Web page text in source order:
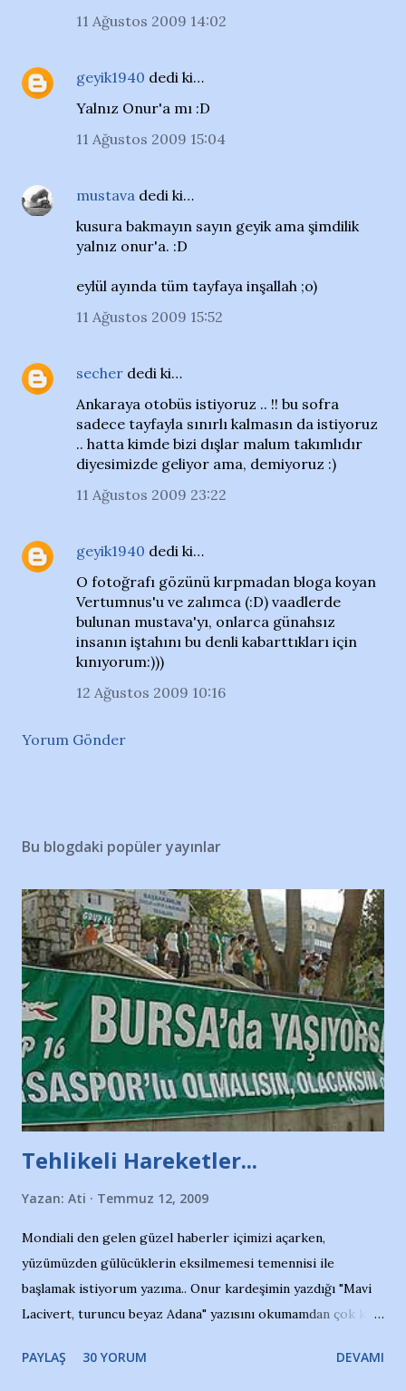
11 Ağustos 2009 14:02
geyik1940 dedi ki…
Yalnız Onur'a mı :D
11 Ağustos 2009 15:04
mustava dedi ki…
kusura bakmayın sayın geyik ama şimdilik
yalnız onur'a. :D
eylül ayında tüm tayfaya inşallah ;o)
11 Ağustos 2009 15:52
secher dedi ki…
Ankaraya otobüs istiyoruz .. !! bu sofra
sadece tayfayla sınırlı kalmasın da istiyoruz
.. hatta kimde bizi dışlar malum takımlıdır
diyesimizde geliyor ama, demiyoruz :)
11 Ağustos 2009 23:22
geyik1940 dedi ki…
O fotoğrafı gözünü kırpmadan bloga koyan
Vertumnus'u ve zalımca (:D) vaadlerde
bulunan mustava'yı, onlarca günahsız
insanın iştahını bu denli kabarttıkları için
kınıyorum:)))
12 Ağustos 2009 10:16
Yorum Gönder
Bu blogdaki popüler yayınlar
Tehlikeli Hareketler...
Yazan: Ati Temmuz 12, 2009
Mondiali den gelen güzel haberler içimizi açarken,
yüzümüzden gülücüklerin eksilmemesi temennisi ile
başlamak istiyorum yazıma.. Onur kardeşimin yazdığı "Mavi
Lacivert, turuncu beyaz Adana" yazısını okumamdan çok kısa
irkildim.. "Bursasporlu taraftarlar, İstanbul takımlarının
PAYLAŞ 30 YORUM DEVAMI